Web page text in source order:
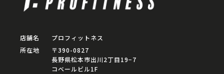
店舗名
プロフィットネス
所在地
〒390-0827
長野県松本市出川2丁目19−7
コベールビル1F